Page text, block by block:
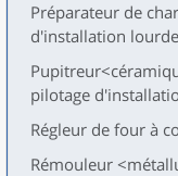
Préparateur de
d'installation
pilotage
Régleur de four à
Rémouleur